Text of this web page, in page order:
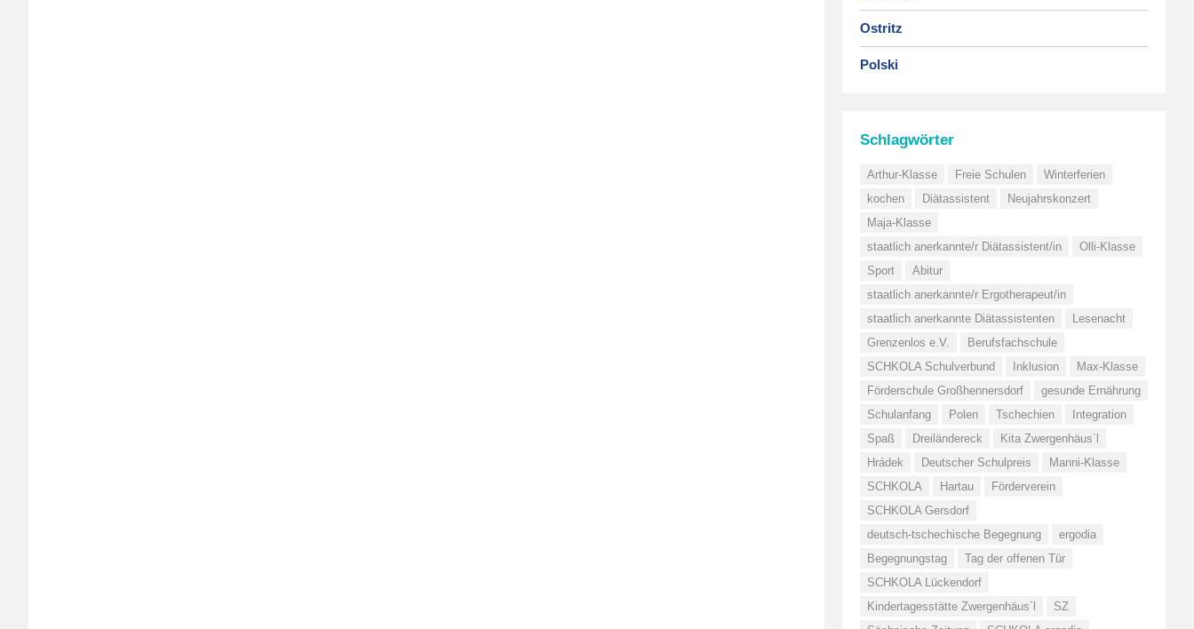
Ostritz
Polski
Schlagwörter
Arthur-Klasse Freie Schulen
Winterferien
kochen
Diätassistent
Neujahrskonzert
Maja-Klasse
staatlich anerkannte/r Diätassistent/in
Olli-Klasse
Sport
Abitur
staatlich anerkannte/r Ergotherapeut/in
staatlich anerkannte Diätassistenten
Lesenacht
Grenzenlos e.V.
Berufsfachschule
SCHKOLA Schulverbund
Inklusion
Max-Klasse
Förderschule Großhennersdorf
gesunde Ernährung
Schulanfang
Polen Tschechien
Integration
Spaß
Dreiländereck
Kita Zwergenhäus´l
Hrádek
Deutscher Schulpreis
Manni-Klasse
SCHKOLA
Hartau
Förderverein
SCHKOLA Gersdorf
deutsch-tschechische Begegnung
ergodia
Begegnungstag
Tag der offenen Tür
SCHKOLA Lückendorf
Kindertagesstätte Zwergenhäus´l
SZ